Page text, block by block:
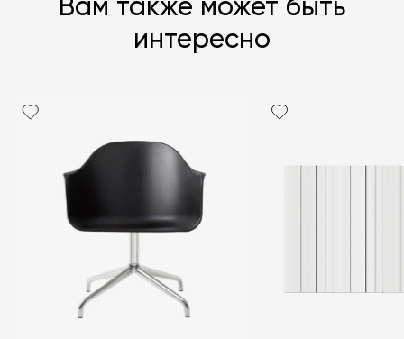
Вам также может быть
интересно